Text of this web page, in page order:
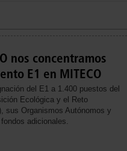
nos concentramos
E1 en MITECO
del E1 a 1.400 puestos del
Ecológica y el Reto
sus Organismos Autónomos y
adicionales.